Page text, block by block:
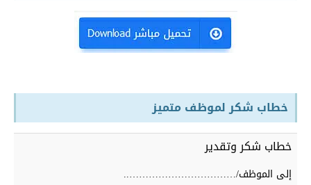
خطاب شكر لموظف متميز
خطاب شكر وتقدير
إلى الموظف/……………………………..